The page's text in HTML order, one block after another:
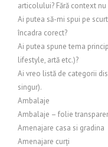
articolului? Fără context
Ai putea să-mi spui pe
încadra corect?
Ai putea spune tema
lifestyle, artă etc.)?
Ai vreo listă de categorii
singur).
Ambalaje
Ambalaje – folie
Amenajare casa si gradina
Amenajare curți